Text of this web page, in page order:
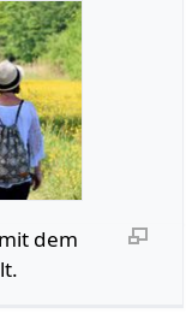
dem